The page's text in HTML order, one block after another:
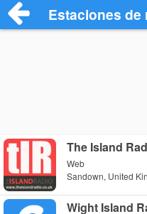
Estaciones de
The Island
Web
Sandown, United
Wight Island